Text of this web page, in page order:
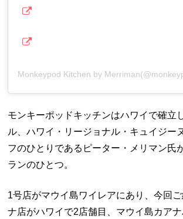
モンキーポッドキッチンはハワイで確立
ル、ハワイ・リージョナル・キュイジー
フのひとりであるピーター・メリマン氏
ランのひとつ。
1号店がマウイ島ワイレアにあり、今回
ナ店がハワイで2店舗目、マウイ島カア